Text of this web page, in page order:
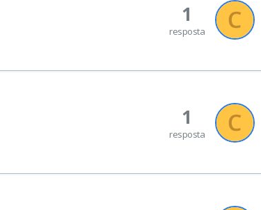
1
resposta
1
resposta